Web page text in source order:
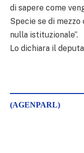
di sapere come
Specie se di mezzo
nulla istituzionale”.
Lo dichiara il
(AGENPARL)